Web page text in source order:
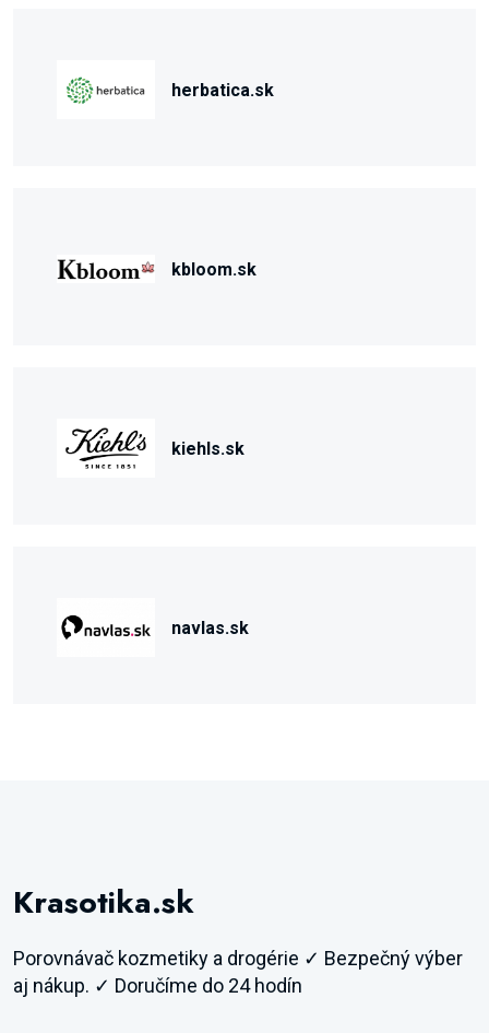
herbatica.sk
kbloom.sk
kiehls.sk
navlas.sk
Krasotika.sk
Porovnávač kozmetiky a drogérie ✓ Bezpečný výber
aj nákup. ✓ Doručíme do 24 hodín